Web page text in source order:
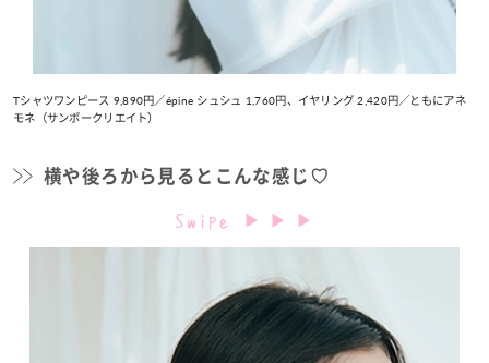
Tシャツワンピース 9,890円／épine シュシュ 1,760円、イヤリング 2,420円／ともにアネ
モネ（サンポークリエイト）
横や後ろから見るとこんな感じ♡
Swipe ▶︎ ▶︎ ▶︎